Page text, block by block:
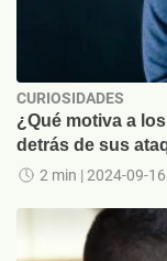
CURIOSIDADES
¿Qué motiva a
detrás de sus
2 min | 2024-09-